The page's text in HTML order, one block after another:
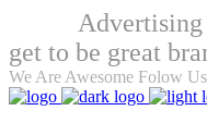
Advertising
get to be great
We Are Awesome Folow Us